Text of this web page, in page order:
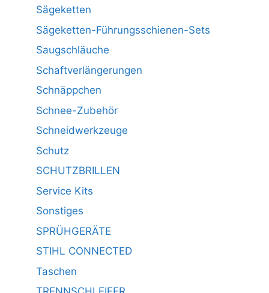
Sägeketten
Sägeketten-Führungsschienen-Sets
Saugschläuche
Schaftverlängerungen
Schnäppchen
Schnee-Zubehör
Schneidwerkzeuge
Schutz
SCHUTZBRILLEN
Service Kits
Sonstiges
SPRÜHGERÄTE
STIHL CONNECTED
Taschen